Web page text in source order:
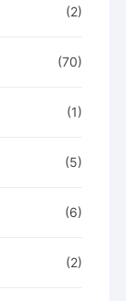
(2)
(70)
(1)
(5)
(6)
(2)